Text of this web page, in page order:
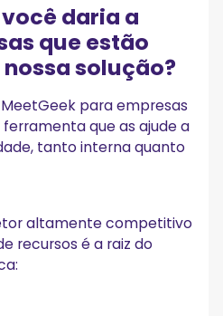
daria a
que estão
solução?
para empresas
que as ajude a
tanto interna quanto
altamente competitivo
recursos é a raiz do